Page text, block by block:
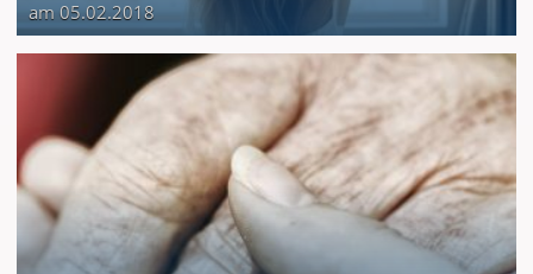
am 05.02.2018